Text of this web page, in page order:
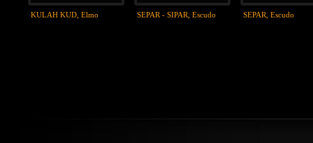
KULAH KUD, Elmo SEPAR - SIPAR, Escudo SEPAR, Escudo